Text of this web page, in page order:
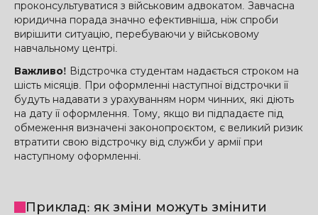
проконсультуватися з військовим адвокатом. Завчасна
юридична порада значно ефективніша, ніж спроби
вирішити ситуацію, перебуваючи у військовому
навчальному центрі.
Важливо! Відстрочка студентам надається строком на
шість місяців. При оформленні наступної відстрочки її
будуть надавати з урахуванням норм чинних, які діють
на дату її оформлення. Тому, якщо ви підпадаєте під
обмеження визначені законопроєктом, є великий ризик
втратити свою відстрочку від служби у армії при
наступному оформленні.
Приклад: як зміни можуть змінити